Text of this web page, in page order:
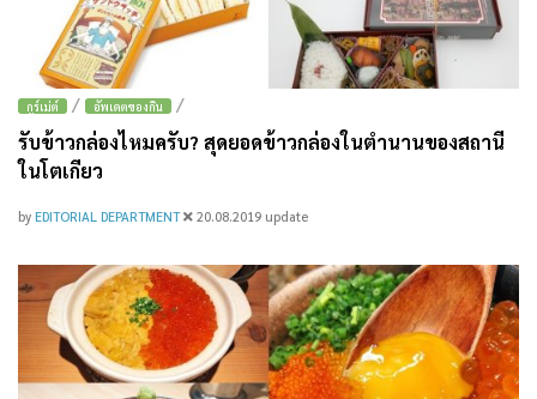
กูร์เม่ต์ / อัพเดตของกิน /
รับข้าวกล่องไหมครับ? สุดยอดข้าวกล่องในตำนานของสถานี
ในโตเกียว
by EDITORIAL DEPARTMENT 20.08.2019 update